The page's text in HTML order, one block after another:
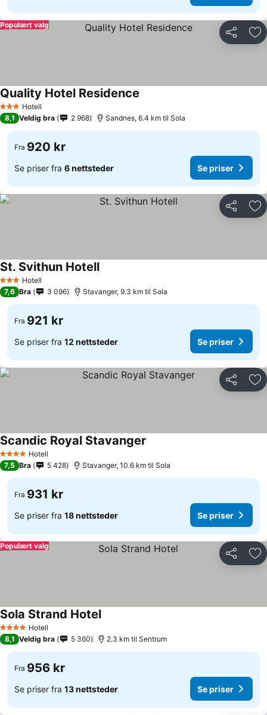
Del
Populært valg
3 StjernerHotell
Quality Hotel Residence
8,1 Veldig bra 2 968 Sandnes, 6.4 km til Sola
Fra 920 kr
Se priser fra 6 nettsteder Se priser
Del
3 StjernerHotell
St. Svithun Hotell
7,6 Bra 3 096 Stavanger, 9.3 km til Sola
Fra 921 kr
Se priser fra 12 nettsteder Se priser
Del
4 StjernerHotell
Scandic Royal Stavanger
7,5 Bra 5 428 Stavanger, 10.6 km til Sola
Fra 931 kr
Se priser fra 18 nettsteder Se priser
Del
Populært valg
4 StjernerHotell
Sola Strand Hotel
8,1 Veldig bra 5 360 2.3 km til Sentrum
Fra 956 kr
Se priser fra 13 nettsteder Se priser